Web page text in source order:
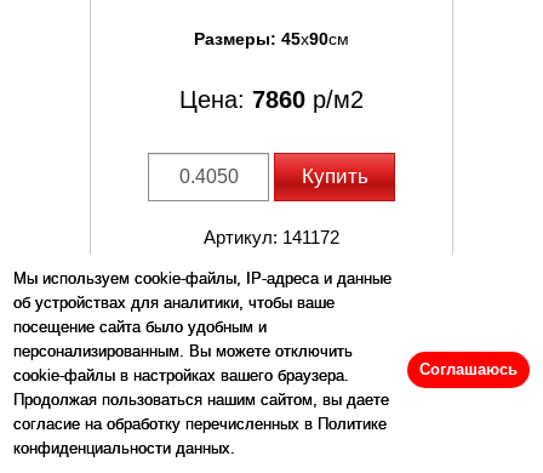
Мы используем cookie-файлы, IP-адреса и данные
об устройствах для аналитики, чтобы ваше
посещение сайта было удобным и
персонализированным. Вы можете отключить
cookie-файлы в настройках вашего браузера.
Продолжая пользоваться нашим сайтом, вы даете
согласие на обработку перечисленных в Политике
конфиденциальности данных.
Соглашаюсь
Размеры: 45x90см
Цена: 7860 р/м2
Купить
Артикул: 141172
Плитка Arkshade Lead Lappato Auf7 темно-
серый бетон, цемент 90x45 Atlas Concorde